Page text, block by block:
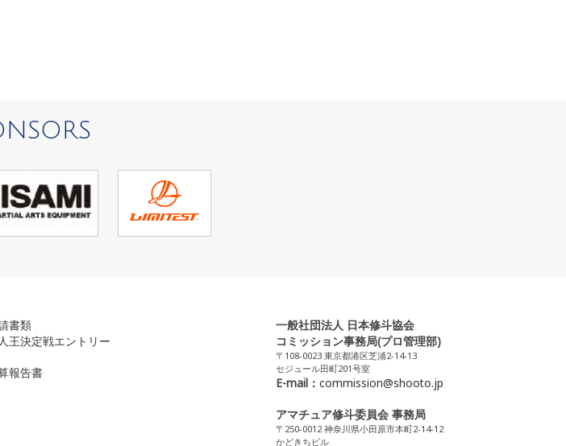
書類
王決定戦エントリー
報告書
一般社団法人 日本修斗協会
コミッション事務局(プロ管理部)
〒108-0023 東京都港区芝浦2-14-13
セジュール田町201号室
E-mail： commission@shooto.jp
アマチュア修斗委員会 事務局
〒250-0012 神奈川県小田原市本町2-14-12
かどきちビル